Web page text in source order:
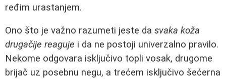
ređim urastanjem.
Ono što je važno razumeti jeste da svaka koža
drugačije reaguje i da ne postoji univerzalno pravilo.
Nekome odgovara isključivo topli vosak, drugome
brijač uz posebnu negu, a trećem isključivo šećerna